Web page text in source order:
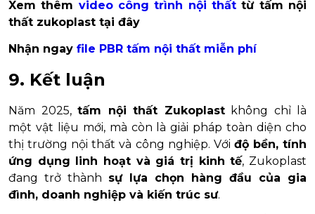
Xem thêm video công trình nội thất từ tấm nội
thất zukoplast tại đây
Nhận ngay file PBR tấm nội thất miễn phí
9. Kết luận
Năm 2025, tấm nội thất Zukoplastkhông chỉ là
một vật liệu mới, mà còn là giải pháp toàn diện cho
thị trường nội thất và công nghiệp. Với độ bền, tính
ứng dụng linh hoạt và giá trị kinh tế, Zukoplast
đang trở thành sự lựa chọn hàng đầu của gia
đình, doanh nghiệp và kiến trúc sư.